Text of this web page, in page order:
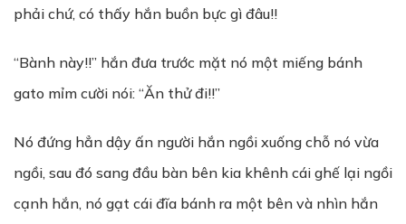
phải chứ, có thấy hắn buồn bực gì đâu!!
“Bành này!!” hắn đưa trước mặt nó một miếng bánh
gato mỉm cười nói: “Ăn thử đi!!”
Nó đứng hẳn dậy ấn người hắn ngồi xuống chỗ nó vừa
ngồi, sau đó sang đầu bàn bên kia khênh cái ghế lại ngồi
cạnh hắn, nó gạt cái đĩa bánh ra một bên và nhìn hắn